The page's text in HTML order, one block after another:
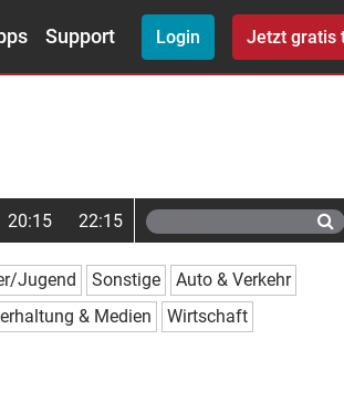
Support Login Jetzt gratis
20:15 22:15
Jugend Sonstige
Auto & Verkehr
& Medien Wirtschaft